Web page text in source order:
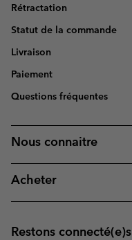
Rétractation
Statut de la commande
Livraison
Paiement
Questions fréquentes
Nous connaitre
Acheter
Restons connecté(e)s